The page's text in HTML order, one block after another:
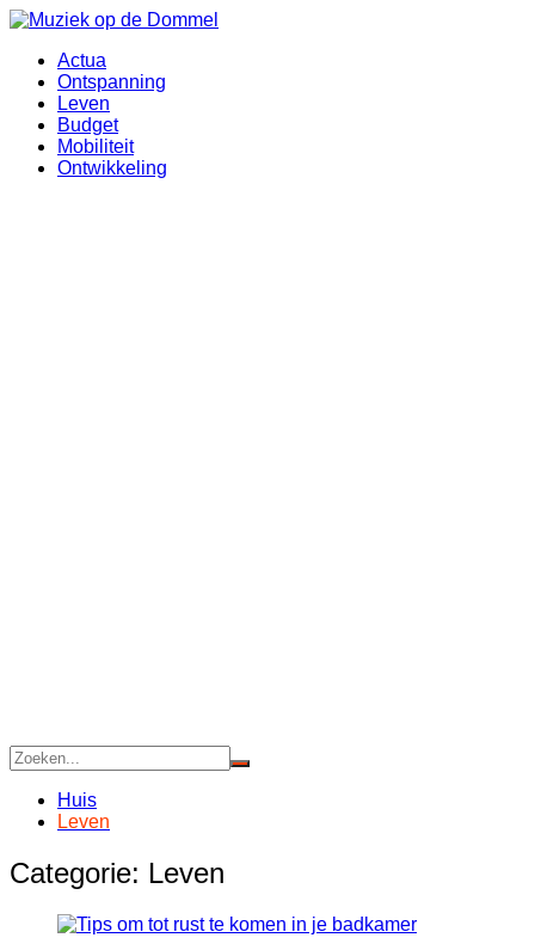
Ga
inhoud
Actua
Ontspanning
Leven
Budget
Mobiliteit
Ontwikkeling
Huis
Leven
Categorie: Leven